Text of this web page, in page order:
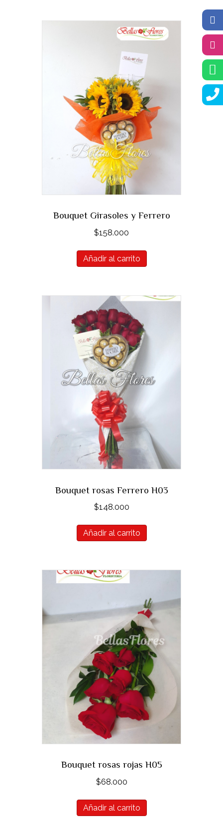
Bouquet Girasoles y Ferrero
$158.000
Añadir al carrito
Bouquet rosas Ferrero H03
$148.000
Añadir al carrito
Bouquet rosas rojas H05
$68.000
Añadir al carrito